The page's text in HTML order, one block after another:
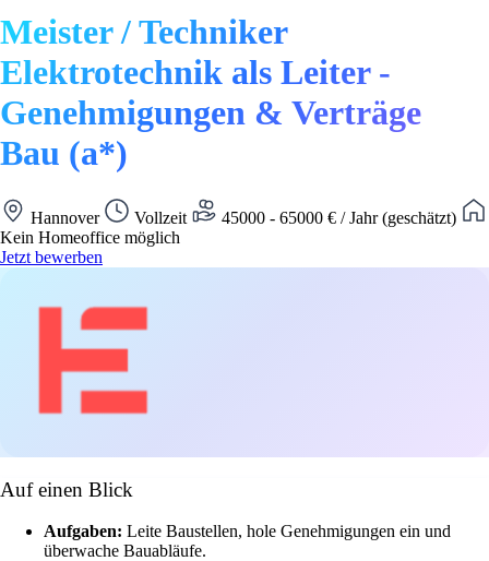
Meister / Techniker
Elektrotechnik als Leiter -
Genehmigungen & Verträge
Bau (a*)
Hannover Vollzeit
45000 - 65000 € / Jahr (geschätzt)
Kein Homeoffice möglich
Jetzt bewerben
Auf einen Blick
Aufgaben: Leite Baustellen, hole Genehmigungen ein und
überwache Bauabläufe.